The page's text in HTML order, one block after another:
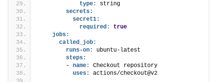
type:
string
secrets:
secret1:
required:
true
jobs:
called_job:
runs-on:
ubuntu-latest
steps:
        -
name:
Checkout repository
uses:
actions/checkout@v2